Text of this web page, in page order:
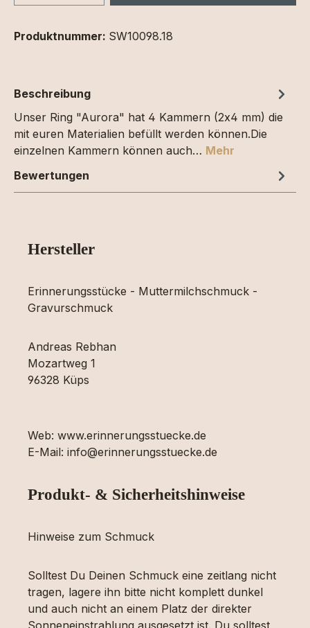
Produktnummer: SW10098.18
Beschreibung
Unser Ring "Aurora" hat 4 Kammern (2x4 mm) die
mit euren Materialien befüllt werden können.Die
einzelnen Kammern können auch… Mehr
Bewertungen
Hersteller
Erinnerungsstücke - Muttermilchschmuck -
Gravurschmuck
Andreas Rebhan
Mozartweg 1
96328 Küps
Web: www.erinnerungsstuecke.de
E-Mail: info@erinnerungsstuecke.de
Produkt- & Sicherheitshinweise
Hinweise zum Schmuck
Solltest Du Deinen Schmuck eine zeitlang nicht
tragen, lagere ihn bitte nicht komplett dunkel
und auch nicht an einem Platz der direkter
Sonneneinstrahlung ausgesetzt ist. Du solltest